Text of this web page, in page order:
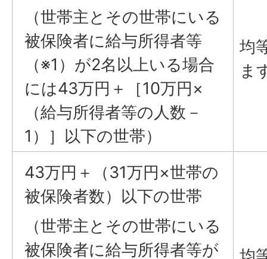
（世帯主とその世帯にいる
被保険者に給与所得者等
（※1）が2名以上いる場合
には43万円＋［10万円×
（給与所得者等の人数－
1）］以下の世帯）
均
ま
43万円＋（31万円×世帯の
被保険者数）以下の世帯
（世帯主とその世帯にいる
被保険者に給与所得者等が